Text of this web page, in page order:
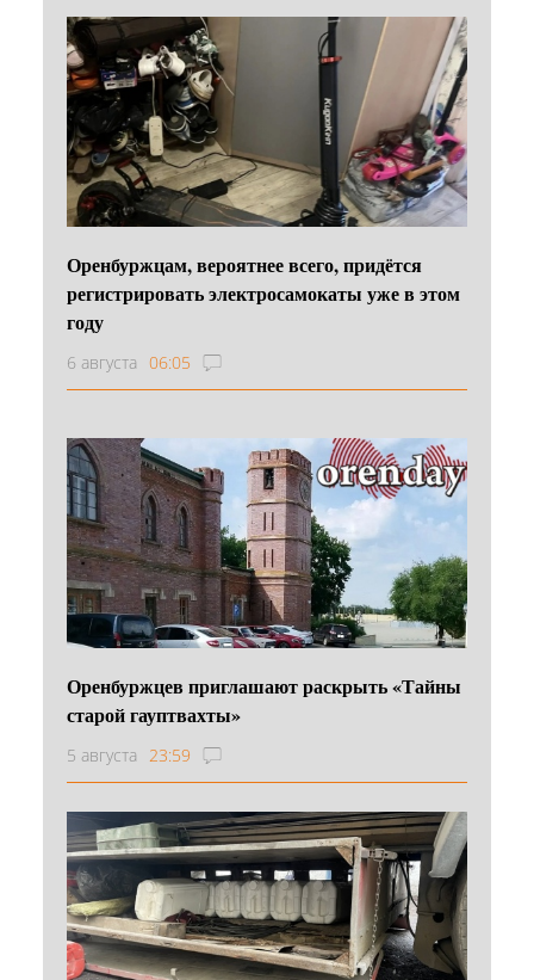
Оренбуржцам, вероятнее всего, придётся
регистрировать электросамокаты уже в этом
году
6 августа 06:05
Оренбуржцев приглашают раскрыть «Тайны
старой гауптвахты»
5 августа 23:59